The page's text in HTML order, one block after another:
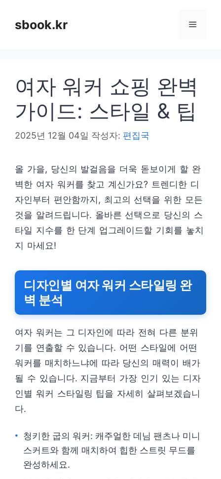
sbook.kr 메
여자 워커 쇼핑 완벽
가이드: 스타일 & 팁
2025년 12월 04일 작성자: 편집국
올 가을, 당신의 발걸음을 더욱 돋보이게 할 완
벽한 여자 워커를 찾고 계신가요? 트렌디한 디
자인부터 편안함까지, 최고의 선택을 위한 모든
것을 알려드립니다. 올바른 선택으로 당신의 스
타일 지수를 한 단계 업그레이드할 기회를 놓치
지 마세요!
디자인별 여자 워커 스타일링 완
벽 분석
여자 워커는 그 디자인에 따라 전혀 다른 분위
기를 연출할 수 있습니다. 어떤 스타일에 어떤
워커를 매치하느냐에 따라 당신의 매력이 배가
될 수 있습니다. 지금부터 가장 인기 있는 디자
인별 워커 스타일링 팁을 자세히 살펴보겠습니
다.
청키한 굽의 워커: 캐주얼한 데님 팬츠나 미니
스커트와 함께 매치하여 힙한 스트릿 무드를
완성하세요.